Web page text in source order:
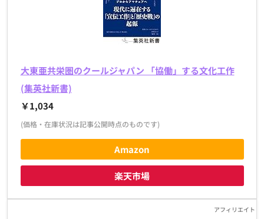
大東亜共栄圏のクールジャパン 「協働」する文化工作
(集英社新書)
￥1,034
(価格・在庫状況は記事公開時点のものです)
Amazon
楽天市場